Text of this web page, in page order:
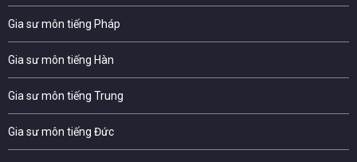
Gia sư môn tiếng Pháp
Gia sư môn tiếng Hàn
Gia sư môn tiếng Trung
Gia sư môn tiếng Đức